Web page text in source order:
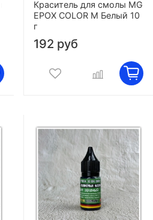
Краситель для смолы MG
EPOX COLOR M Белый 10
г
192 руб